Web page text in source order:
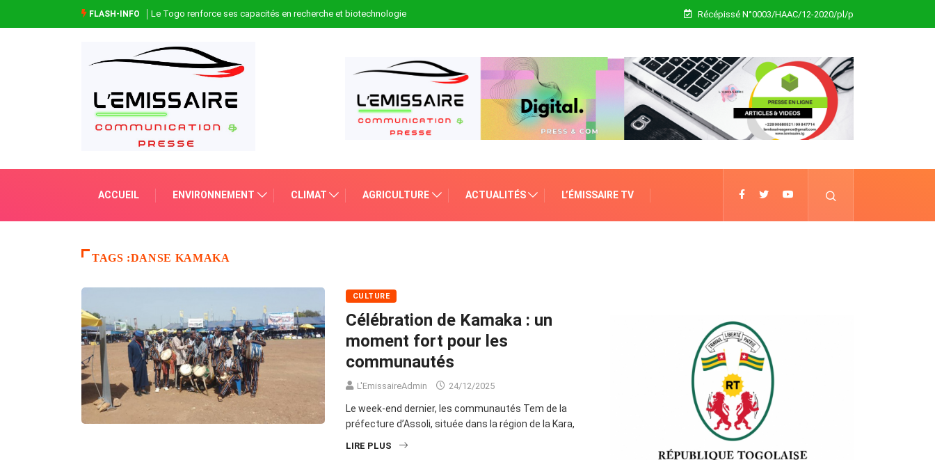
FLASH-INFO Le Togo renforce ses capacités en recherche et biotechnologie Récépissé N°0003/HAAC/12-2020/pl/p
ACCUEIL ENVIRONNEMENT CLIMAT AGRICULTURE ACTUALITÉS L’ÉMISSAIRE TV
TAGS :DANSE KAMAKA
CULTURE
Célébration de Kamaka : un
moment fort pour les
communautés
L'EmissaireAdmin 24/12/2025
Le week-end dernier, les communautés Tem de la
préfecture d’Assoli, située dans la région de la Kara,
LIRE PLUS